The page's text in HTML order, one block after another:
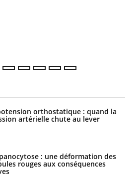
orthostatique : quand la
artérielle chute au lever
: une déformation des
rouges aux conséquences